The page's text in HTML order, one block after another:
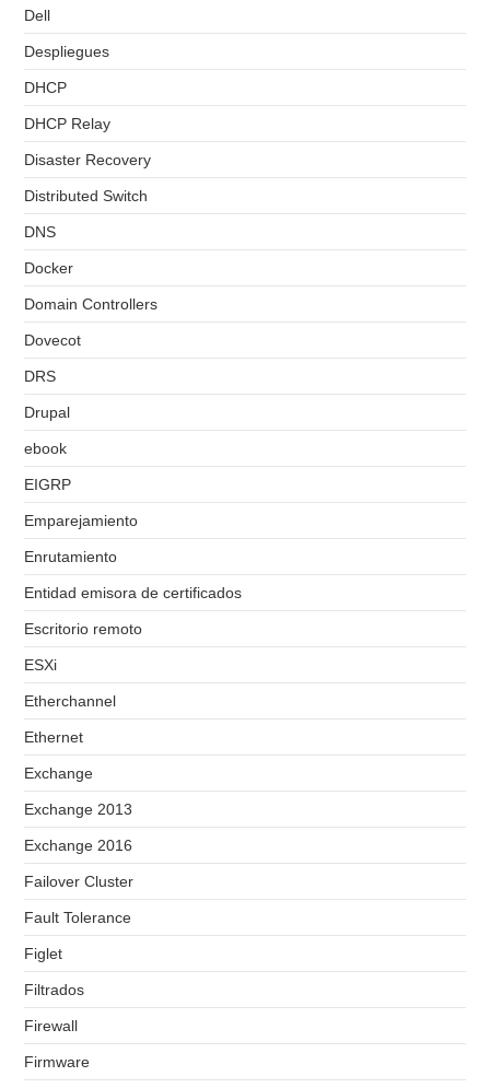
Dell
Despliegues
DHCP
DHCP Relay
Disaster Recovery
Distributed Switch
DNS
Docker
Domain Controllers
Dovecot
DRS
Drupal
ebook
EIGRP
Emparejamiento
Enrutamiento
Entidad emisora de certificados
Escritorio remoto
ESXi
Etherchannel
Ethernet
Exchange
Exchange 2013
Exchange 2016
Failover Cluster
Fault Tolerance
Figlet
Filtrados
Firewall
Firmware